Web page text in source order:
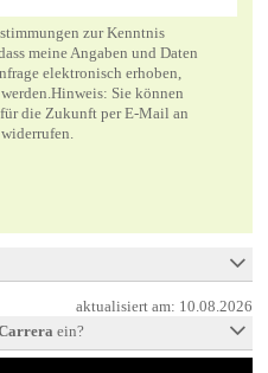
zur Kenntnis
meine Angaben und Daten
elektronisch erhoben,
Sie können
die Zukunft per E-Mail an
aktualisiert am: 10.08.2026
ein?